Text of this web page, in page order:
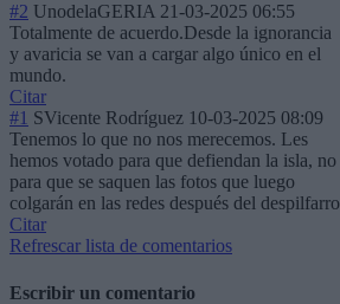
#2 UnodelaGERIA 21-03-2025 06:55
Totalmente de acuerdo.Desde la ignorancia
y avaricia se van a cargar algo único en el
mundo.
Citar
#1 SVicente Rodríguez 10-03-2025 08:09
Tenemos lo que no nos merecemos. Les
hemos votado para que defiendan la isla, no
para que se saquen las fotos que luego
colgarán en las redes después del despilfarro
Citar
Refrescar lista de comentarios
Escribir un comentario